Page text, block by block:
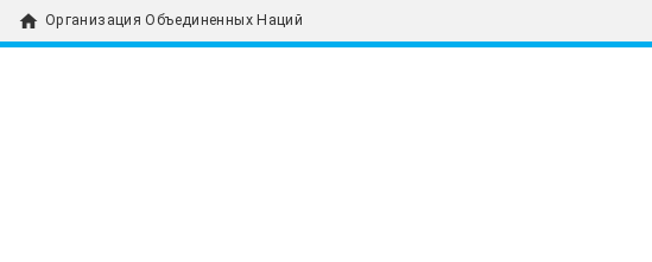
home Организация Объединенных Наций